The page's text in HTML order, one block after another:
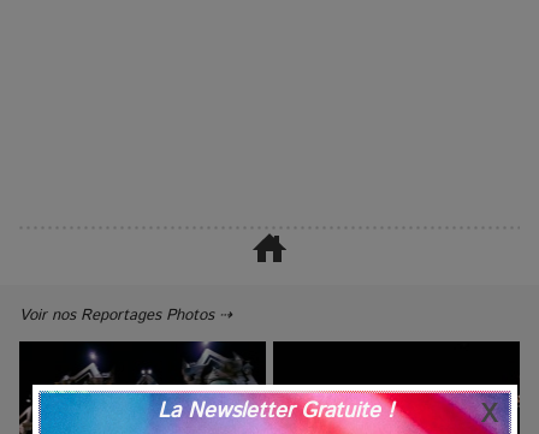
Voir nos Reportages Photos ⇢
La Newsletter Gratuite !